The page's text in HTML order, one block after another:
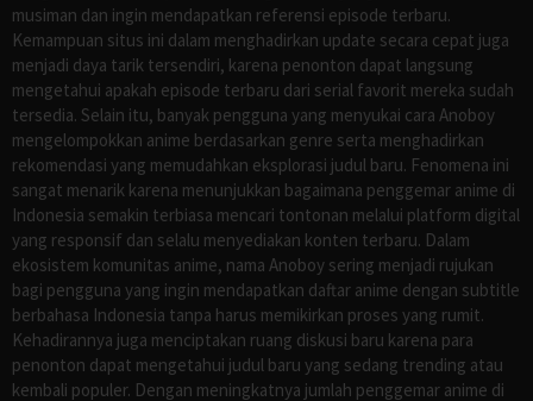
musiman dan ingin mendapatkan referensi episode terbaru.
Kemampuan situs ini dalam menghadirkan update secara cepat juga
menjadi daya tarik tersendiri, karena penonton dapat langsung
mengetahui apakah episode terbaru dari serial favorit mereka sudah
tersedia. Selain itu, banyak pengguna yang menyukai cara Anoboy
mengelompokkan anime berdasarkan genre serta menghadirkan
rekomendasi yang memudahkan eksplorasi judul baru. Fenomena ini
sangat menarik karena menunjukkan bagaimana penggemar anime di
Indonesia semakin terbiasa mencari tontonan melalui platform digital
yang responsif dan selalu menyediakan konten terbaru. Dalam
ekosistem komunitas anime, nama Anoboy sering menjadi rujukan
bagi pengguna yang ingin mendapatkan daftar anime dengan subtitle
berbahasa Indonesia tanpa harus memikirkan proses yang rumit.
Kehadirannya juga menciptakan ruang diskusi baru karena para
penonton dapat mengetahui judul baru yang sedang trending atau
kembali populer. Dengan meningkatnya jumlah penggemar anime di